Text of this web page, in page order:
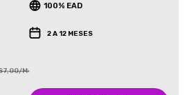
100% EAD
2 A 12 MESES
Mês